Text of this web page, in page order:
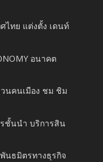
ไทย แต่งตั้ง เดนท์
อนาคต
นคนเมือง ชม ชิม
ชั้นนำ บริการสิน
นธมิตรทางธุรกิจ